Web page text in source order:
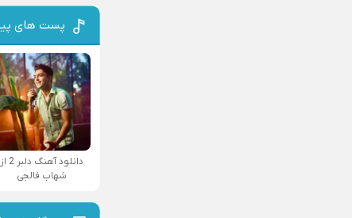
پست های
دانلود آهنگ دلبر 2 از
شهاب فالجی